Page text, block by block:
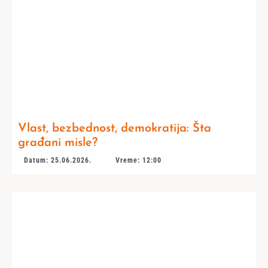
Vlast, bezbednost, demokratija: Šta
građani misle?
Datum: 25.06.2026. Vreme: 12:00